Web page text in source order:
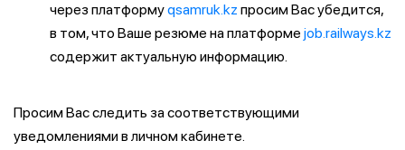
через платформуqsamruk.kz просим Вас убедится,
в том, что Ваше резюме на платформе job.railways.kz
содержит актуальную информацию.
Просим Вас следить за соответствующими
уведомлениями в личном кабинете.